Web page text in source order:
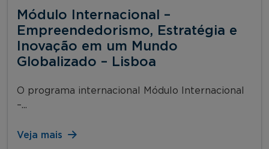
Módulo Internacional –
Empreendedorismo, Estratégia e
Inovação em um Mundo
Globalizado – Lisboa
O programa internacional Módulo Internacional
–...
Veja mais